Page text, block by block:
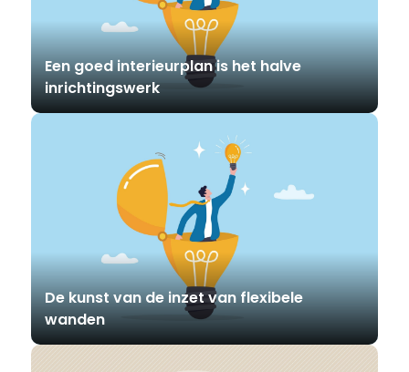
Een goed interieurplan is het halve
inrichtingswerk
De kunst van de inzet van flexibele
wanden